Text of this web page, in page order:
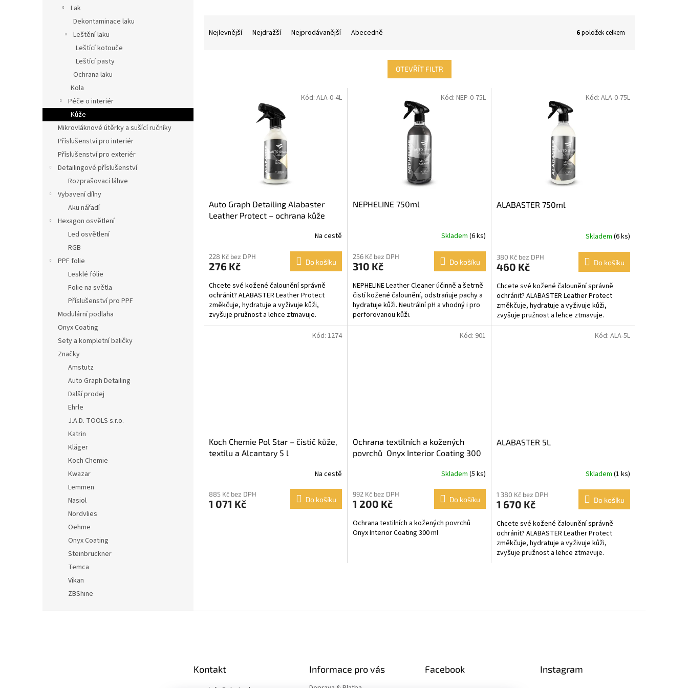
Lak
Dekontaminace laku
Leštění laku
Leštící kotouče
Leštící pasty
Ochrana laku
Kola
Péče o interiér
Kůže
Mikrovláknové útěrky a sušící ručníky
Příslušenství pro interiér
Příslušenství pro exteriér
Detailingové příslušenství
Rozprašovací láhve
Vybavení dílny
Aku nářadí
Hexagon osvětlení
Led osvětlení
RGB
PPF folie
Lesklé fólie
Folie na světla
Příslušenství pro PPF
Modulární podlaha
Onyx Coating
Sety a kompletní baličky
Značky
Amstutz
Auto Graph Detailing
Další prodej
Ehrle
J.A.D. TOOLS s.r.o.
Katrin
Kläger
Koch Chemie
Kwazar
Lemmen
Nasiol
Nordvlies
Oehme
Onyx Coating
Steinbruckner
Temca
Vikan
ZBShine
Nejlevnější Nejdražší Nejprodávanější Abecedně 6položek celkem
OTEVŘÍT FILTR
Auto Graph Detailing Alabaster
Leather Protect – ochrana kůže
Na cestě
228 Kč bez DPH
276 Kč Do košíku
Chcete své kožené čalounění správně
ochránit? ALABASTER Leather Protect
změkčuje, hydratuje a vyživuje kůži,
zvyšuje pružnost a lehce ztmavuje.
Pravidelné používání zabraňuje...
Kód: ALA-0-4L
NEPHELINE 750ml
Skladem (6 ks)
256 Kč bez DPH
310 Kč Do košíku
NEPHELINE Leather Cleaner účinně a šetrně
čistí kožené čalounění, odstraňuje pachy a
hydratuje kůži. Neutrální pH a vhodný i pro
perforovanou kůži.
Kód: NEP-0-75L
ALABASTER 750ml
Skladem (6 ks)
380 Kč bez DPH
460 Kč Do košíku
Chcete své kožené čalounění správně
ochránit? ALABASTER Leather Protect
změkčuje, hydratuje a vyživuje kůži,
zvyšuje pružnost a lehce ztmavuje.
Pravidelné používání zabraňuje...
Kód: ALA-0-75L
Koch Chemie Pol Star – čistič kůže,
textilu a Alcantary 5 l
Na cestě
885 Kč bez DPH
1 071 Kč Do košíku
Kód: 1274
Ochrana textilních a kožených
povrchů Onyx Interior Coating 300
Skladem (5 ks)
992 Kč bez DPH
1 200 Kč Do košíku
Ochrana textilních a kožených povrchů
Onyx Interior Coating 300 ml
Kód: 901
ALABASTER 5L
Skladem (1 ks)
1 380 Kč bez DPH
1 670 Kč Do košíku
Chcete své kožené čalounění správně
ochránit? ALABASTER Leather Protect
změkčuje, hydratuje a vyživuje kůži,
zvyšuje pružnost a lehce ztmavuje.
Kód: ALA-5L
Kontakt Informace pro vás Facebook Instagram